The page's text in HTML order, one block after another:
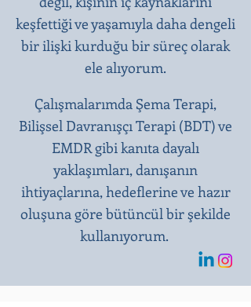
keşfettiği ve yaşamıyla daha dengeli
bir ilişki kurduğu bir süreç olarak
ele alıyorum.
Çalışmalarımda Şema Terapi,
Bilişsel Davranışçı Terapi (BDT) ve
EMDR gibi kanıta dayalı
yaklaşımları, danışanın
ihtiyaçlarına, hedeflerine ve hazır
oluşuna göre bütüncül bir şekilde
kullanıyorum.